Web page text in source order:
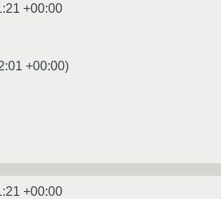
+00:00
+00:00)
+00:00